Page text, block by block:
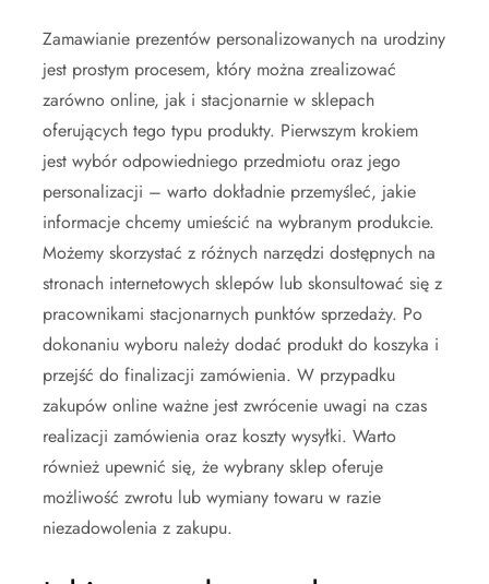
Zamawianie prezentów personalizowanych na urodziny
jest prostym procesem, który można zrealizować
zarówno online, jak i stacjonarnie w sklepach
oferujących tego typu produkty. Pierwszym krokiem
jest wybór odpowiedniego przedmiotu oraz jego
personalizacji – warto dokładnie przemyśleć, jakie
informacje chcemy umieścić na wybranym produkcie.
Możemy skorzystać z różnych narzędzi dostępnych na
stronach internetowych sklepów lub skonsultować się z
pracownikami stacjonarnych punktów sprzedaży. Po
dokonaniu wyboru należy dodać produkt do koszyka i
przejść do finalizacji zamówienia. W przypadku
zakupów online ważne jest zwrócenie uwagi na czas
realizacji zamówienia oraz koszty wysyłki. Warto
również upewnić się, że wybrany sklep oferuje
możliwość zwrotu lub wymiany towaru w razie
niezadowolenia z zakupu.